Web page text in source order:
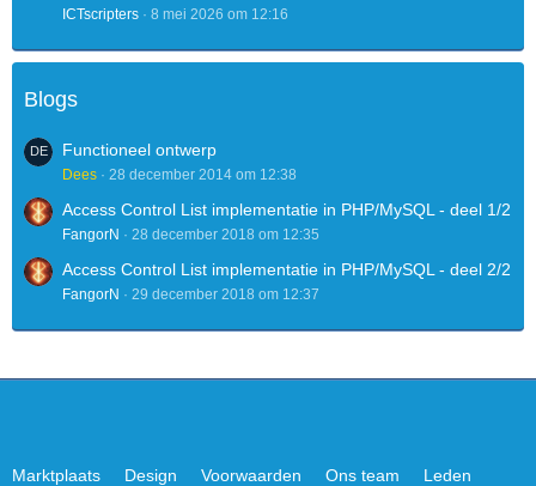
ICTscripters 8 mei 2026 om 12:16
Blogs
Functioneel ontwerp
Dees 28 december 2014 om 12:38
Access Control List implementatie in PHP/MySQL - deel 1/2
FangorN 28 december 2018 om 12:35
Access Control List implementatie in PHP/MySQL - deel 2/2
FangorN 29 december 2018 om 12:37
Marktplaats Design Voorwaarden Ons team Leden